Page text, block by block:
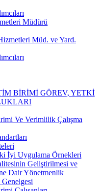
Müdürü
Müd. ve Yard.
BİRİMİ GÖREV, YETKİ
Ve Verimlilik Çalışma
İyi Uygulama Örnekleri
Geliştirilmesi ve
Dair Yönetmenlik